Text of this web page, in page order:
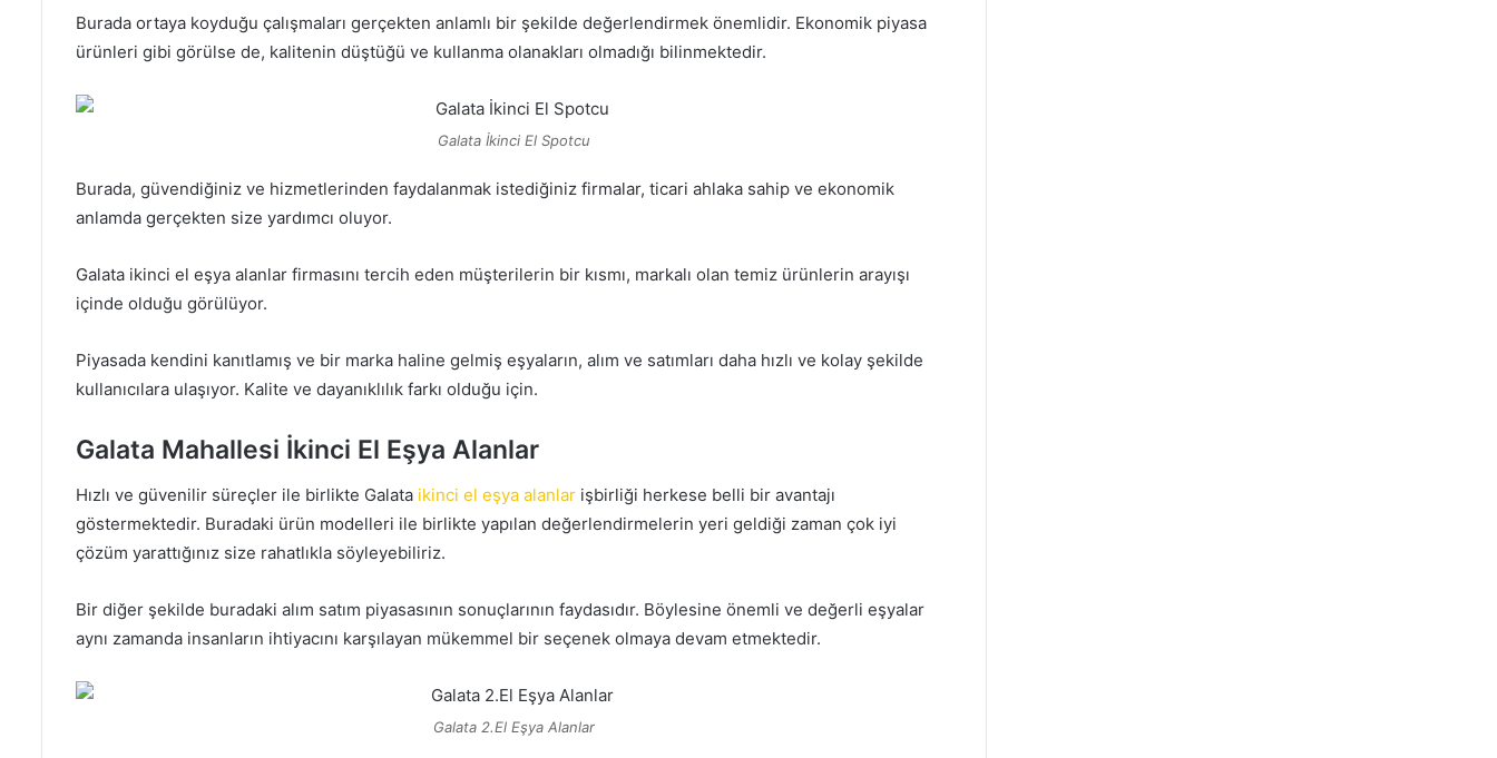
Burada ortaya koyduğu çalışmaları gerçekten anlamlı bir şekilde değerlendirmek önemlidir. Ekonomik piyasa
ürünleri gibi görülse de, kalitenin düştüğü ve kullanma olanakları olmadığı bilinmektedir.
Galata İkinci El Spotcu
Burada, güvendiğiniz ve hizmetlerinden faydalanmak istediğiniz firmalar, ticari ahlaka sahip ve ekonomik
anlamda gerçekten size yardımcı oluyor.
Galata ikinci el eşya alanlar firmasını tercih eden müşterilerin bir kısmı, markalı olan temiz ürünlerin arayışı
içinde olduğu görülüyor.
Piyasada kendini kanıtlamış ve bir marka haline gelmiş eşyaların, alım ve satımları daha hızlı ve kolay şekilde
kullanıcılara ulaşıyor. Kalite ve dayanıklılık farkı olduğu için.
Galata Mahallesi İkinci El Eşya Alanlar
Hızlı ve güvenilir süreçler ile birlikte Galata ikinci el eşya alanlar işbirliği herkese belli bir avantajı
göstermektedir. Buradaki ürün modelleri ile birlikte yapılan değerlendirmelerin yeri geldiği zaman çok iyi
çözüm yarattığınız size rahatlıkla söyleyebiliriz.
Bir diğer şekilde buradaki alım satım piyasasının sonuçlarının faydasıdır. Böylesine önemli ve değerli eşyalar
aynı zamanda insanların ihtiyacını karşılayan mükemmel bir seçenek olmaya devam etmektedir.
Galata 2.El Eşya Alanlar